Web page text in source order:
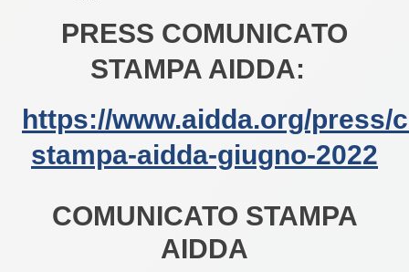
PRESS COMUNICATO
STAMPA AIDDA:
https://www.aidda.org/press/
stampa-aidda-giugno-2022
COMUNICATO STAMPA
AIDDA